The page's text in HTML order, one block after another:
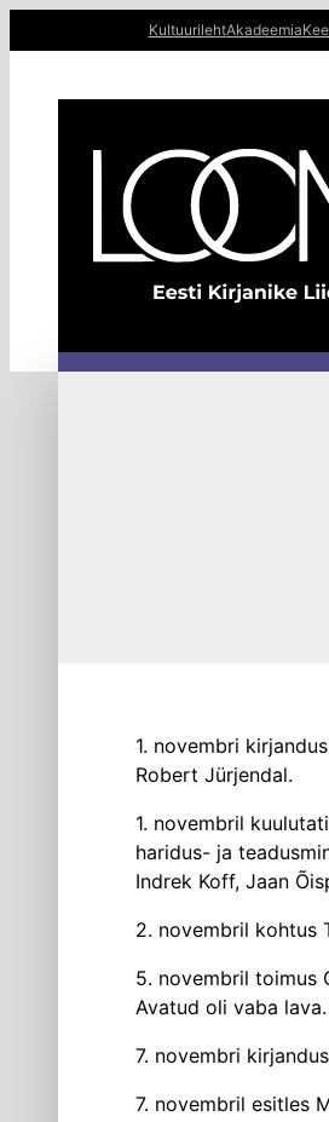
sisu
KultuurilehtAkadeemia
1. novembri
Robert Jürjendal.
1. novembril
haridus- ja
Indrek Koff, Jaan
2. novembril kohtus
5. novembril toimus
Avatud oli vaba
7. novembri
7. novembril esitles